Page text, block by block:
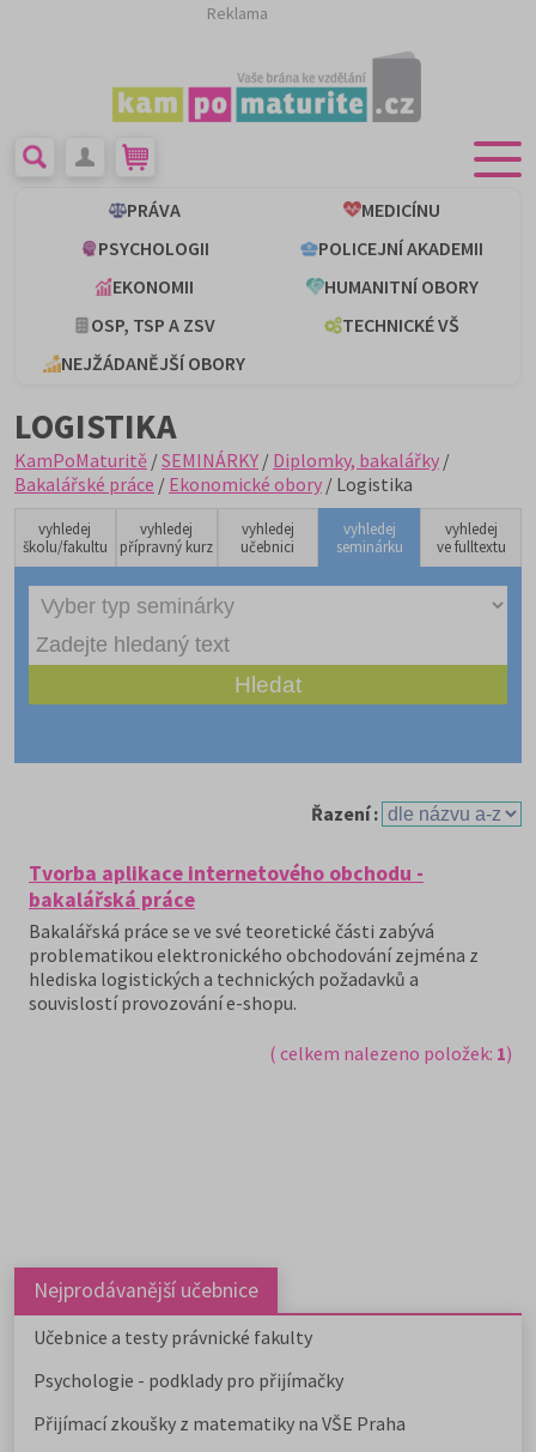
Reklama
PRÁVA
MEDICÍNU
PSYCHOLOGII
POLICEJNÍ AKADEMII
EKONOMII
HUMANITNÍ OBORY
OSP, TSP A ZSV
TECHNICKÉ VŠ
NEJŽÁDANĚJŠÍ OBORY
LOGISTIKA
KamPoMaturitě /SEMINÁRKY / Diplomky, bakalářky /
Bakalářské práce / Ekonomické obory / Logistika
vyhledej
školu/fakultu
vyhledej
přípravný kurz
vyhledej
učebnici
vyhledej
seminárku
vyhledej
ve fulltextu
Řazení :
Tvorba aplikace internetového obchodu -
bakalářská práce
Bakalářská práce se ve své teoretické části zabývá
problematikou elektronického obchodování zejména z
hlediska logistických a technických požadavků a
souvislostí provozování e-shopu.
( celkem nalezeno položek: 1)
Nejprodávanější učebnice
Učebnice a testy právnické fakulty
Psychologie - podklady pro přijímačky
Přijímací zkoušky z matematiky na VŠE Praha